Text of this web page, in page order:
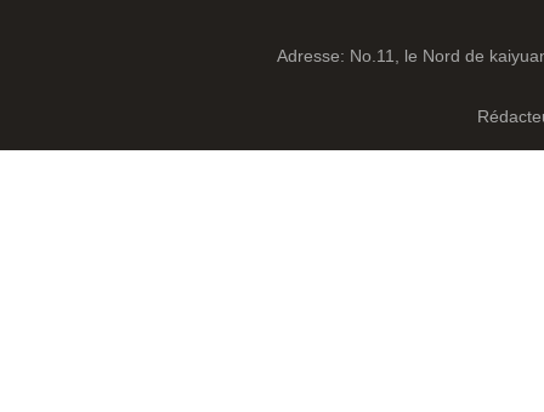
Adresse: No.11, le Nord de